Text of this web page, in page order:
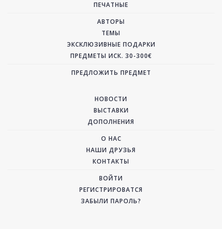
ПЕЧАТНЫЕ
АВТОРЫ
ТЕМЫ
ЭКСКЛЮЗИВНЫЕ ПОДАРКИ
ПРЕДМЕТЫ ИСК. 30-300€
ПРЕДЛОЖИТЬ ПРЕДМЕТ
НОВОСТИ
ВЫСТАВКИ
ДОПОЛНЕНИЯ
О НАС
НАШИ ДРУЗЬЯ
КОНТАКТЫ
ВОЙТИ
РЕГИСТРИРОВАТСЯ
ЗАБЫЛИ ПАРОЛЬ?